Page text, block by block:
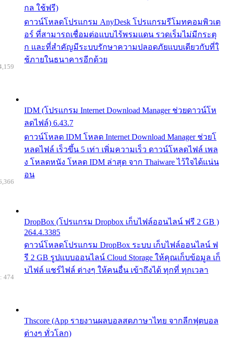
กล ใช้ฟรี)
ดาวน์โหลดโปรแกรม AnyDesk โปรแกรมรีโมทคอมพิวเต
อร์ ที่สามารถเชื่อมต่อแบบไร้พรมแดน รวดเร็มไม่มีกระตุ
ก และที่สำคัญมีระบบรักษาความปลอดภัยแบบเดียวกับที่ใ
ช้ภายในธนาคารอีกด้วย
IDM (โปรแกรม Internet Download Manager ช่วยดาวน์โห
ลดไฟล์) 6.43.7
ดาวน์โหลด IDM โหลด Internet Download Manager ช่วยโ
หลดไฟล์ เร็วขึ้น 5 เท่า เพิ่มความเร็ว ดาวน์โหลดไฟล์ เพล
ง โหลดหนัง โหลด IDM ล่าสุด จาก Thaiware ไว้ใจได้แน่น
อน
DropBox (โปรแกรม Dropbox เก็บไฟล์ออนไลน์ ฟรี 2 GB )
264.4.3385
ดาวน์โหลดโปรแกรม DropBox ระบบ เก็บไฟล์ออนไลน์ ฟ
รี 2 GB รูปแบบออนไลน์ Cloud Storage ให้คุณเก็บข้อมูล เก็
บไฟล์ แชร์ไฟล์ ต่างๆ ให้คนอื่น เข้าถึงได้ ทุกที่ ทุกเวลา
Thscore (App รายงานผลบอลสดภาษาไทย จากลีกฟุตบอล
ต่างๆ ทั่วโลก)
474